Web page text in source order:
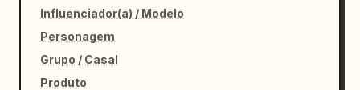
Influenciador(a) / Modelo
Personagem
Grupo / Casal
Produto